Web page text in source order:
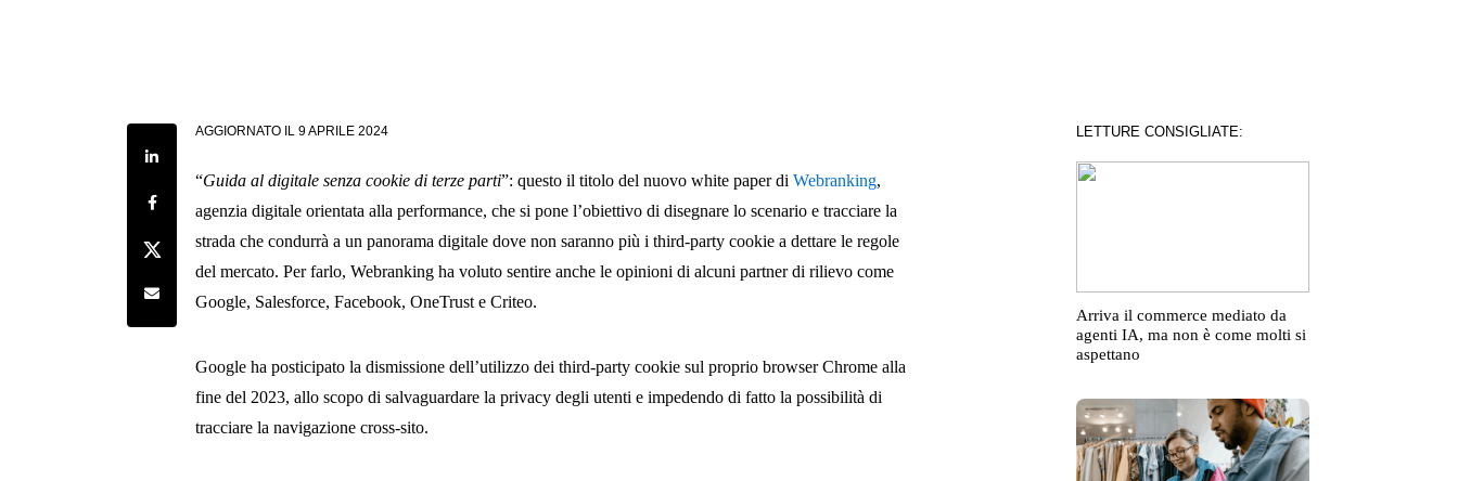
Share on LinkedIn
Share on Facebook
Share on Twitter
Share by e-mail
AGGIORNATO IL 9 APRILE 2024
“Guida al digitale senza cookie di terze parti”: questo il titolo del nuovo white paper diWebranking,
agenzia digitale orientata alla performance, che si pone l’obiettivo di disegnare lo scenario e tracciare la
strada che condurrà a un panorama digitale dove non saranno più i third-party cookie a dettare le regole
del mercato. Per farlo, Webranking ha voluto sentire anche le opinioni di alcuni partner di rilievo come
Google, Salesforce, Facebook, OneTrust e Criteo.
Google ha posticipato la dismissione dell’utilizzo dei third-party cookie sul proprio browser Chrome alla
fine del 2023, allo scopo di salvaguardare la privacy degli utenti e impedendo di fatto la possibilità di
tracciare la navigazione cross-sito.
LETTURE CONSIGLIATE:
Arriva il commerce mediato da
agenti IA, ma non è come molti si
aspettano